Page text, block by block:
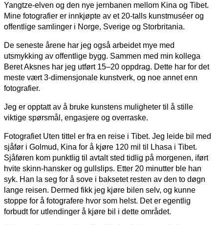
Yangtze-elven og den nye jernbanen mellom Kina og Tibet.
Mine fotografier er innkjøpte av et 20-talls kunstmuséer og
offentlige samlinger i Norge, Sverige og Storbritania.
De seneste årene har jeg også arbeidet mye med
utsmykking av offentlige bygg. Sammen med min kollega
Beret Aksnes har jeg utført 15–20 oppdrag. Dette har for det
meste vært 3-dimensjonale kunstverk, og noe annet enn
fotografier.
Jeg er opptatt av å bruke kunstens muligheter til å stille
viktige spørsmål, engasjere og overraske.
Fotografiet Uten tittel er fra en reise i Tibet. Jeg leide bil med
sjåfør i Golmud, Kina for å kjøre 120 mil til Lhasa i Tibet.
Sjåføren kom punktlig til avtalt sted tidlig på morgenen, iført
hvite skinn-hansker og gullslips. Etter 20 minutter ble han
syk. Han la seg for å sove i baksetet resten av den to døgn
lange reisen. Dermed fikk jeg kjøre bilen selv, og kunne
stoppe for å fotografere hvor som helst. Det er egentlig
forbudt for utlendinger å kjøre bil i dette området.